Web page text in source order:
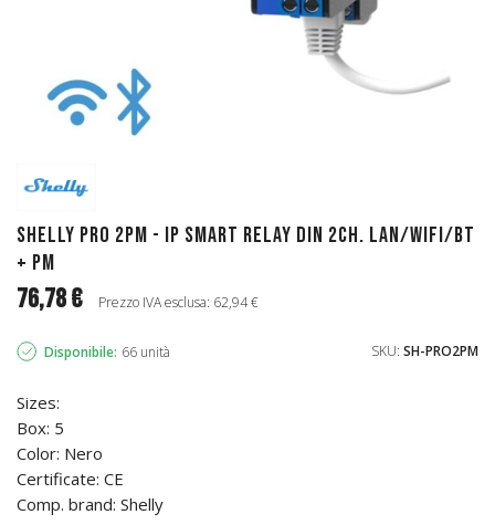
Shelly Pro 2PM - IP Smart Relay DIN 2ch. LAN/WiFi/BT
+ PM
76,78 € Prezzo IVA esclusa: 62,94 €
Disponibile: 66 unità SKU: SH-PRO2PM
Sizes:
Box: 5
Color: Nero
Certificate: CE
Comp. brand: Shelly